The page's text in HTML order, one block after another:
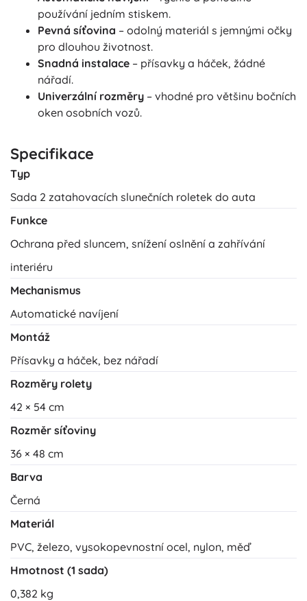
používání jedním stiskem.
Pevná síťovina – odolný materiál s jemnými očky
pro dlouhou životnost.
Snadná instalace – přísavky a háček, žádné
nářadí.
Univerzální rozměry – vhodné pro většinu bočních
oken osobních vozů.
Specifikace
Typ
Sada 2 zatahovacích slunečních roletek do auta
Funkce
Ochrana před sluncem, snížení oslnění a zahřívání
interiéru
Mechanismus
Automatické navíjení
Montáž
Přísavky a háček, bez nářadí
Rozměry rolety
42 × 54 cm
Rozměr síťoviny
36 × 48 cm
Barva
Černá
Materiál
PVC, železo, vysokopevnostní ocel, nylon, měď
Hmotnost (1 sada)
0,382 kg